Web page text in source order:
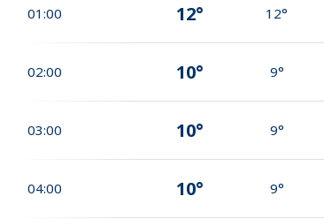
01:00 12° 12°
02:00 10° 9°
03:00 10° 9°
04:00 10° 9°